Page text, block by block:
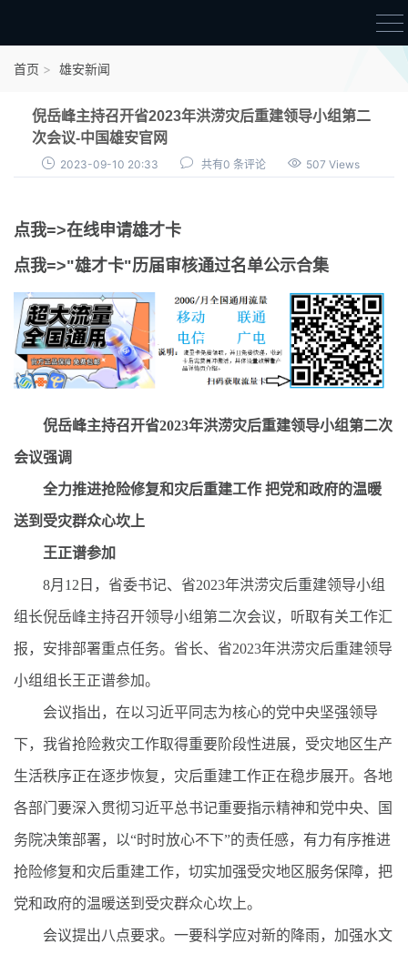
审核通过公示
首页 雄安新闻
倪岳峰主持召开省2023年洪涝灾后重建领导小组第二
次会议-中国雄安官网
2023-09-10 20:33 共有0 条评论 507 Views
点我=>在线申请雄才卡
点我=>"雄才卡"历届审核通过名单公示合集
倪岳峰主持召开省2023年洪涝灾后重建领导小组第二次
会议强调
全力推进抢险修复和灾后重建工作 把党和政府的温暖
送到受灾群众心坎上
王正谱参加
8月12日，省委书记、省2023年洪涝灾后重建领导小组
组长倪岳峰主持召开领导小组第二次会议，听取有关工作汇
报，安排部署重点任务。省长、省2023年洪涝灾后重建领导
小组组长王正谱参加。
会议指出，在以习近平同志为核心的党中央坚强领导
下，我省抢险救灾工作取得重要阶段性进展，受灾地区生产
生活秩序正在逐步恢复，灾后重建工作正在稳步展开。各地
各部门要深入贯彻习近平总书记重要指示精神和党中央、国
务院决策部署，以“时时放心不下”的责任感，有力有序推进
抢险修复和灾后重建工作，切实加强受灾地区服务保障，把
党和政府的温暖送到受灾群众心坎上。
会议提出八点要求。一要科学应对新的降雨，加强水文